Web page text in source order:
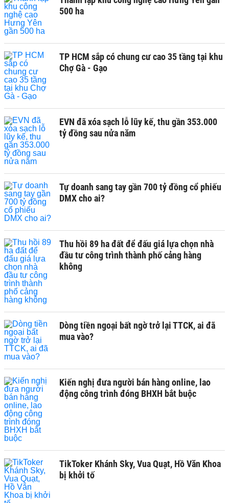
500 ha
TP HCM sắp có chung cư cao 35 tầng tại khu
Chợ Gà - Gạo
EVN đã xóa sạch lỗ lũy kế, thu gần 353.000
tỷ đồng sau nửa năm
Tự doanh sang tay gần 700 tỷ đồng cổ phiếu
DMX cho ai?
Thu hồi 89 ha đất để đấu giá lựa chọn nhà
đầu tư công trình thành phố cảng hàng
không
Dòng tiền ngoại bất ngờ trở lại TTCK, ai đã
mua vào?
Kiến nghị đưa người bán hàng online, lao
động công trình đóng BHXH bắt buộc
TikToker Khánh Sky, Vua Quạt, Hồ Văn Khoa
bị khởi tố